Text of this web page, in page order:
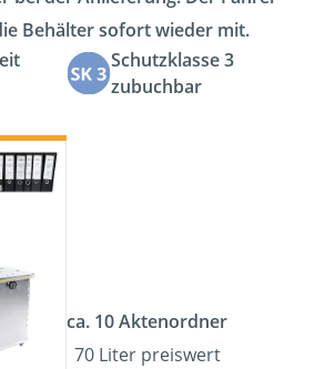
Behälter sofort wieder mit.
Schutzklasse 3
zubuchbar
ca. 10 Aktenordner
70 Liter preiswert